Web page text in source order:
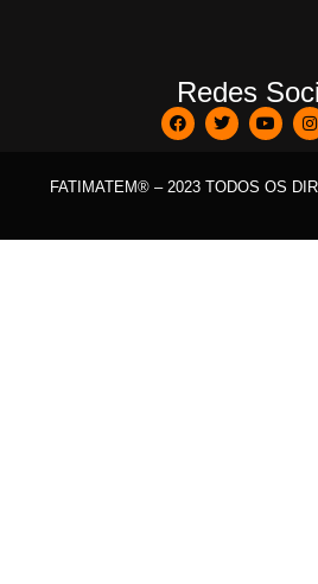
Redes
FATIMATEM® – 2023 TODOS OS